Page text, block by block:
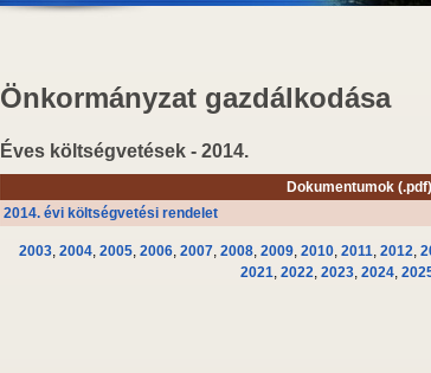
Önkormányzat gazdálkodása
Éves költségvetések - 2014.
Dokumentumok (.pdf)
2014. évi költségvetési rendelet
2003, 2004, 2005, 2006, 2007, 2008, 2009, 2010, 2011, 2012,
2021, 2022, 2023, 2024,